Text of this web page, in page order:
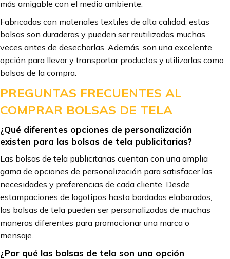
más amigable con el medio ambiente.
Fabricadas con materiales textiles de alta calidad, estas
bolsas son duraderas y pueden ser reutilizadas muchas
veces antes de desecharlas. Además, son una excelente
opción para llevar y transportar productos y utilizarlas como
bolsas de la compra.
PREGUNTAS FRECUENTES AL
COMPRAR BOLSAS DE TELA
¿Qué diferentes opciones de personalización
existen para las bolsas de tela publicitarias?
Las bolsas de tela publicitarias cuentan con una amplia
gama de opciones de personalización para satisfacer las
necesidades y preferencias de cada cliente. Desde
estampaciones de logotipos hasta bordados elaborados,
las bolsas de tela pueden ser personalizadas de muchas
maneras diferentes para promocionar una marca o
mensaje.
¿Por qué las bolsas de tela son una opción